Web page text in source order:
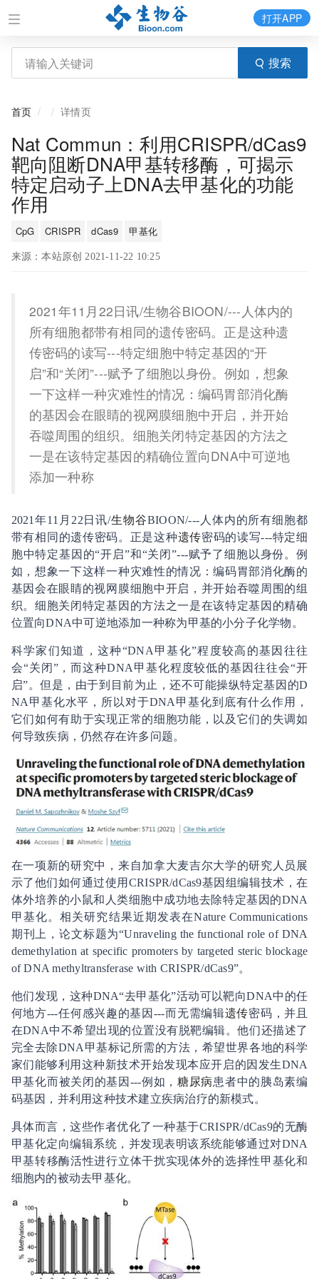
搜索
打开APP
首页 详情页
Nat Commun：利用CRISPR/dCas9
靶向阻断DNA甲基转移酶，可揭示
特定启动子上DNA去甲基化的功能
作用
CpG CRISPR dCas9 甲基化
来源：本站原创 2021-11-22 10:25
2021年11月22日讯/生物谷BIOON/---人体内的
所有细胞都带有相同的遗传密码。正是这种遗
传密码的读写---特定细胞中特定基因的“开
启”和“关闭”---赋予了细胞以身份。例如，想象
一下这样一种灾难性的情况：编码胃部消化酶
的基因会在眼睛的视网膜细胞中开启，并开始
吞噬周围的组织。细胞关闭特定基因的方法之
一是在该特定基因的精确位置向DNA中可逆地
添加一种称
2021年11月22日讯/生物谷BIOON/---人体内的所有细胞都
带有相同的遗传密码。正是这种遗传密码的读写---特定细
胞中特定基因的“开启”和“关闭”---赋予了细胞以身份。例
如，想象一下这样一种灾难性的情况：编码胃部消化酶的
基因会在眼睛的视网膜细胞中开启，并开始吞噬周围的组
织。细胞关闭特定基因的方法之一是在该特定基因的精确
位置向DNA中可逆地添加一种称为甲基的小分子化学物。
科学家们知道，这种“DNA甲基化”程度较高的基因往往
会“关闭”，而这种DNA甲基化程度较低的基因往往会“开
启”。但是，由于到目前为止，还不可能操纵特定基因的D
NA甲基化水平，所以对于DNA甲基化到底有什么作用，
它们如何有助于实现正常的细胞功能，以及它们的失调如
何导致疾病，仍然存在许多问题。
在一项新的研究中，来自加拿大麦吉尔大学的研究人员展
示了他们如何通过使用CRISPR/dCas9基因组编辑技术，在
体外培养的小鼠和人类细胞中成功地去除特定基因的DNA
甲基化。相关研究结果近期发表在Nature Communications
期刊上，论文标题为“Unraveling the functional role of DNA
demethylation at specific promoters by targeted steric blockage
of DNA methyltransferase with CRISPR/dCas9”。
他们发现，这种DNA“去甲基化”活动可以靶向DNA中的任
何地方---任何感兴趣的基因---而无需编辑遗传密码，并且
在DNA中不希望出现的位置没有脱靶编辑。他们还描述了
完全去除DNA甲基标记所需的方法，希望世界各地的科学
家们能够利用这种新技术开始发现本应开启的因发生DNA
甲基化而被关闭的基因---例如，糖尿病患者中的胰岛素编
码基因，并利用这种技术建立疾病治疗的新模式。
具体而言，这些作者优化了一种基于CRISPR/dCas9的无酶
甲基化定向编辑系统，并发现表明该系统能够通过对DNA
甲基转移酶活性进行立体干扰实现体外的选择性甲基化和
细胞内的被动去甲基化。